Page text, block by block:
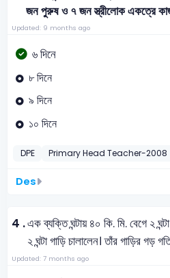
জন পুরুষ ও ৭ জন স্ত্রীলোক একত্রে
Updated: 9 months ago
৬ দিনে
৮ দিনে
৯ দিনে
১০ দিনে
DPE Primary Head Teacher-2008
Des
4 .এক ব্যক্তি ঘন্টায় ৪০ কি. মি. বেগে ২
২ ঘন্টা গাড়ি চালালেন। তাঁর গাড়ির গড়
Updated: 7 months ago